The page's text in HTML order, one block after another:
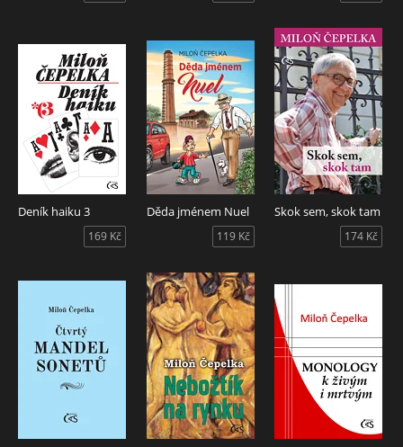
Deník haiku 3
169 Kč
Děda jménem Nuel
119 Kč
Skok sem, skok tam
174 Kč